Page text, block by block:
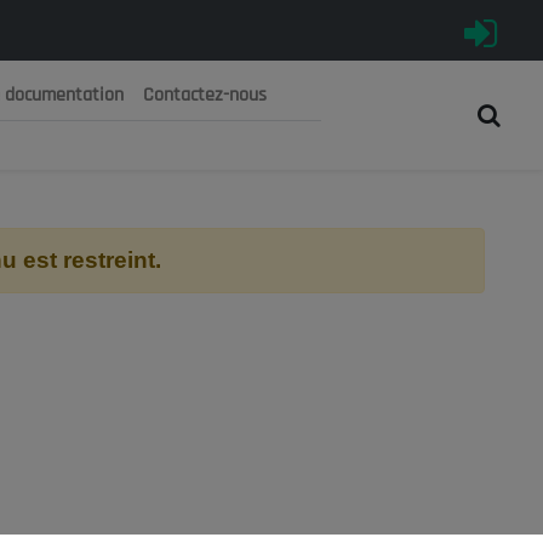
الجزائرية الديمقراطية الشعبية
documentation Contactez-nous
est restreint.